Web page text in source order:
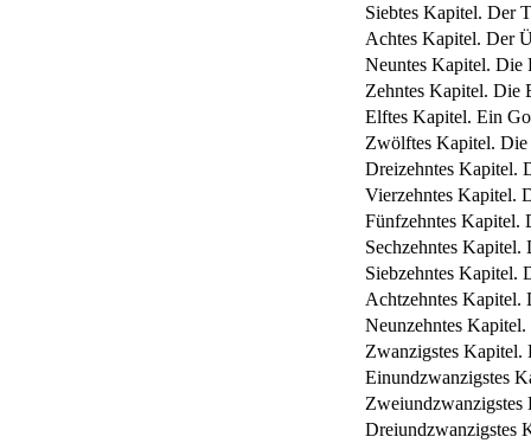
Siebtes Kapitel. Der
Achtes Kapitel. Der
Neuntes Kapitel. Die
Zehntes Kapitel. Die
Elftes Kapitel. Ein
Zwölftes Kapitel. Die
Dreizehntes Kapitel.
Vierzehntes Kapitel.
Fünfzehntes Kapitel.
Sechzehntes
Siebzehntes Kapitel.
Achtzehntes Kapitel.
Neunzehntes
Zwanzigstes Kapitel.
Einundzwanzigstes
Zweiundzwanzigstes
Dreiundzwanzigstes